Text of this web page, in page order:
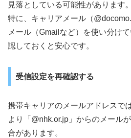
見落としている可能性があります。
特に、キャリアメール（
メール（Gmailなど）を使い分け
認しておくと安心です。
受信設定を再確認する
携帯キャリアのメールアドレスで
より「@nhk.or.jp」からのメール
合があります。